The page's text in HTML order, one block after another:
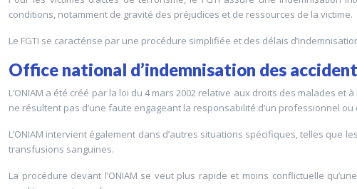
conditions, notamment de gravité des préjudices et de ressources de la victime.
Le FGTI se caractérise par une procédure simplifiée et des délais
Office national d’indemnisation des
L’ONIAM a été créé par la loi du 4 mars 2002 relative aux droits des malades
ne résultent pas d’une faute engageant la responsabilité d’un professionnel ou
L’ONIAM intervient également dans d’autres situations spécifiques, telles que
transfusions sanguines.
La procédure devant l’ONIAM se veut plus rapide et moins conflictuelle